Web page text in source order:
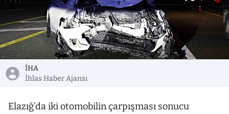
İHA
İhlas Haber Ajansı
Elazığ’da iki otomobilin çarpışması sonucu